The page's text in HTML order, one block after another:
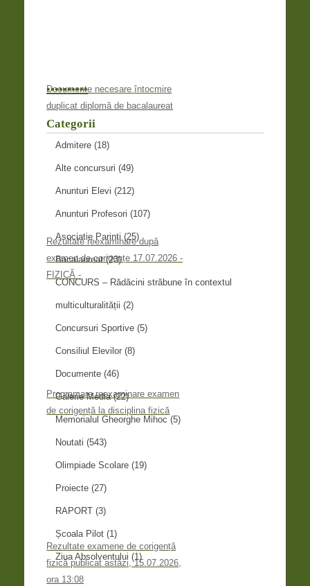
Documente necesare întocmire
duplicat diplomă de bacalaureat
Rezultate reexaminare după
examen de corigențe 17.07.2026 -
FIZICĂ -
Programare reexaminare examen
de corigență la disciplina fizică
Rezultate examene de corigență
fizică publicat astăzi, 15.07.2026,
ora 13:08
••••••••••
Categorii
Admitere (18)
Alte concursuri (49)
Anunturi Elevi (212)
Anunturi Profesori (107)
Asociatie Parinti (25)
Bacalaureat(23)
CONCURS – Rădăcini străbune în contextul
multiculturalității (2)
Concursuri Sportive (5)
Consiliul Elevilor (8)
Documente (46)
Galerie Media(22)
Memorialul Gheorghe Mihoc (5)
Noutati (543)
Olimpiade Scolare (19)
Proiecte (27)
RAPORT (3)
Școala Pilot (1)
Ziua Absolventului (1)